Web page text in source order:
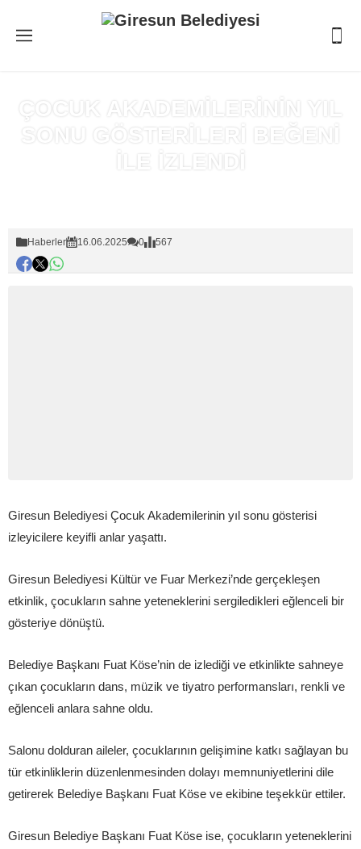
ÇOCUK AKADEMİLERİNİN YIL
SONU GÖSTERİLERİ BEĞENİ
İLE İZLENDİ
Haberler 16.06.2025 0 567
Giresun Belediyesi Çocuk Akademilerinin yıl sonu gösterisi
izleyicilere keyifli anlar yaşattı.
Giresun Belediyesi Kültür ve Fuar Merkezi’nde gerçekleşen
etkinlik, çocukların sahne yeteneklerini sergiledikleri eğlenceli bir
gösteriye dönüştü.
Belediye Başkanı Fuat Köse’nin de izlediği ve etkinlikte sahneye
çıkan çocukların dans, müzik ve tiyatro performansları, renkli ve
eğlenceli anlara sahne oldu.
Salonu dolduran aileler, çocuklarının gelişimine katkı sağlayan bu
tür etkinliklerin düzenlenmesinden dolayı memnuniyetlerini dile
getirerek Belediye Başkanı Fuat Köse ve ekibine teşekkür ettiler.
Giresun Belediye Başkanı Fuat Köse ise, çocukların yeteneklerini